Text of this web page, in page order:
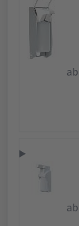
ab
ab